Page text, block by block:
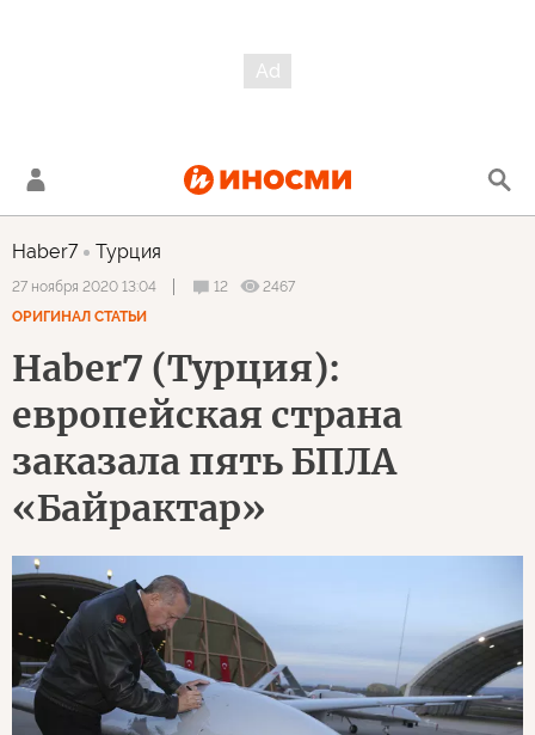
Haber7 Турция
27 ноября 2020 13:04 12
2467
ОРИГИНАЛ СТАТЬИ
Haber7 (Турция):
европейская страна
заказала пять БПЛА
«Байрактар»